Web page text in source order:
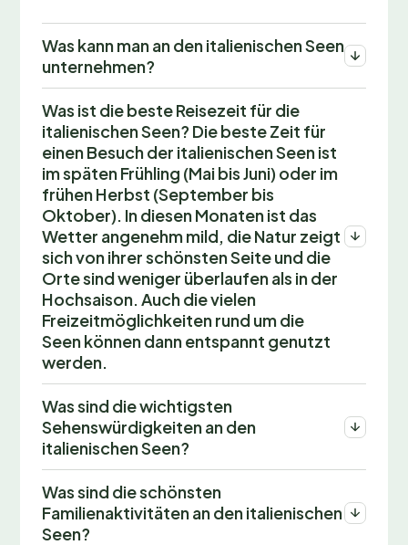
Was kann man an den italienischen Seen
unternehmen?
Was ist die beste Reisezeit für die
italienischen Seen? Die beste Zeit für
einen Besuch der italienischen Seen ist
im späten Frühling (Mai bis Juni) oder im
frühen Herbst (September bis
Oktober). In diesen Monaten ist das
Wetter angenehm mild, die Natur zeigt
sich von ihrer schönsten Seite und die
Orte sind weniger überlaufen als in der
Hochsaison. Auch die vielen
Freizeitmöglichkeiten rund um die
Seen können dann entspannt genutzt
werden.
Was sind die wichtigsten
Sehenswürdigkeiten an den
italienischen Seen?
Was sind die schönsten
Familienaktivitäten an den italienischen
Seen?